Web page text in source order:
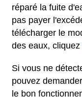
réparé la fuite
pas payer
télécharger le
des eaux, cliquez
Si vous ne
pouvez
le bon